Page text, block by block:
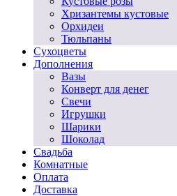
Хризантемы кустовые
Орхидеи
Тюльпаны
Сухоцветы
Дополнения
Вазы
Конверт для денег
Свечи
Игрушки
Шарики
Шоколад
Свадьба
Комнатные
Оплата
Доставка